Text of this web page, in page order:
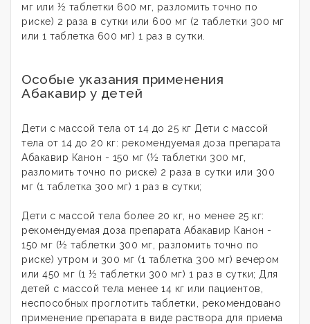
мг или ½ таблетки 600 мг, разломить точно по
риске) 2 раза в сутки или 600 мг (2 таблетки 300 мг
или 1 таблетка 600 мг) 1 раз в сутки.
Особые указания применения
Абакавир у детей
Дети с массой тела от 14 до 25 кг Дети с массой
тела от 14 до 20 кг: рекомендуемая доза препарата
Абакавир Канон - 150 мг (½ таблетки 300 мг,
разломить точно по риске) 2 раза в сутки или 300
мг (1 таблетка 300 мг) 1 раз в сутки;
Дети с массой тела более 20 кг, но менее 25 кг:
рекомендуемая доза препарата Абакавир Канон -
150 мг (½ таблетки 300 мг, разломить точно по
риске) утром и 300 мг (1 таблетка 300 мг) вечером
или 450 мг (1 ½ таблетки 300 мг) 1 раз в сутки; Для
детей с массой тела менее 14 кг или пациентов,
неспособных проглотить таблетки, рекомендовано
применение препарата в виде раствора для приема